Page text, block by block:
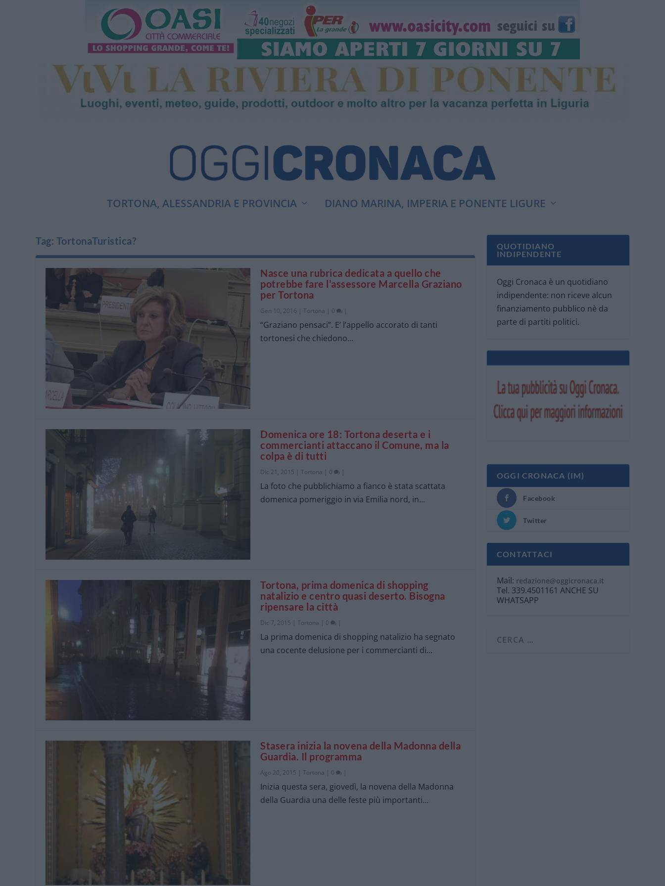
TORTONA, ALESSANDRIA E PROVINCIA DIANO MARINA, IMPERIA E PONENTE LIGURE
Tag: TortonaTuristica?
Nasce una rubrica dedicata a quello che
potrebbe fare l’assessore Marcella Graziano
per Tortona
Gen 10, 2016 Tortona 0
“Graziano pensaci”. E’ l’appello accorato di tanti
tortonesi che chiedono...
Domenica ore 18: Tortona deserta e i
commercianti attaccano il Comune, ma la
colpa è di tutti
Dic 21, 2015 Tortona 0
La foto che pubblichiamo a fianco è stata scattata
domenica pomeriggio in via Emilia nord, in...
Tortona, prima domenica di shopping
natalizio e centro quasi deserto. Bisogna
ripensare la città
Dic 7, 2015 Tortona 0
La prima domenica di shopping natalizio ha segnato
una cocente delusione per i commercianti di...
Stasera inizia la novena della Madonna della
Guardia. Il programma
Ago 20, 2015 Tortona 0
Inizia questa sera, giovedì, la novena della Madonna
della Guardia una delle feste più importanti...
QUOTIDIANO
INDIPENDENTE
Oggi Cronaca è un quotidiano
indipendente: non riceve alcun
finanziamento pubblico nè da
parte di partiti politici.
OGGI CRONACA (IM)
Facebook
Twitter
CONTATTACI
Mail: redazione@oggicronaca.it
Tel. 339.4501161 ANCHE SU
WHATSAPP